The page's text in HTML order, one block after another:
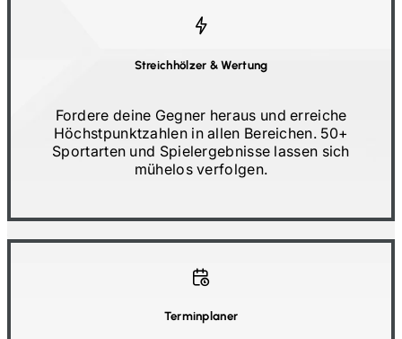
Streichhölzer &Wertung
Fordere deine Gegner heraus und erreiche
Höchstpunktzahlen in allen Bereichen.50+
Sportarten und Spielergebnisse lassen sich
mühelos verfolgen.
Terminplaner